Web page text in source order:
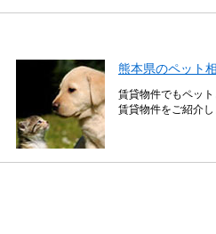
熊本県のペット
賃貸物件でもペッ
賃貸物件をご紹介し